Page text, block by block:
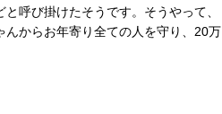
呼び掛けたそうです。そうやって、
からお年寄り全ての人を守り、20万